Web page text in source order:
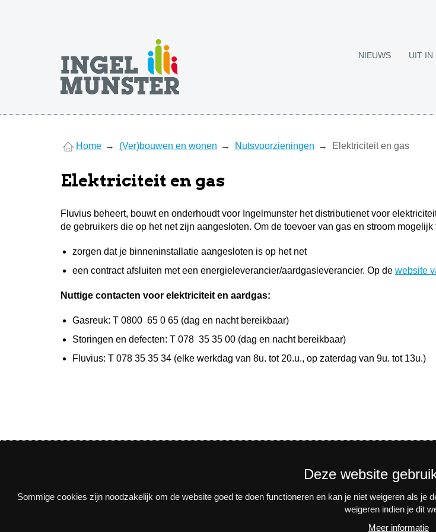
NIEUWS UIT IN
are
Home (Ver)bouwen en wonen Nutsvoorzieningen Elektriciteit en gas
Elektriciteit en gas
Fluvius beheert, bouwt en onderhoudt voor Ingelmunster het distributienet voor
de gebruikers die op het net zijn aangesloten. Om de toevoer van gas en stroom
zorgen dat je binneninstallatie aangesloten is op het net
een contract afsluiten met een energieleverancier/aardgasleverancier. Op de website
Nuttige contacten voor elektriciteit en aardgas:
Gasreuk: T 0800 65 0 65 (dag en nacht bereikbaar)
Storingen en defecten: T 078 35 35 00 (dag en nacht bereikbaar)
Fluvius: T 078 35 35 34 (elke werkdag van 8u. tot 20.u., op zaterdag van 9u. tot 13u.)
Nieuwsbrief
Via e-mail op de hoogte blijven van alle nieuws en activiteiten? Schrijf je in voor onze
Deze website
Sommige cookies zijn noodzakelijk om de website goed te doen functioneren en kan je niet weigeren als
weigeren indien je dit
Meer informatie